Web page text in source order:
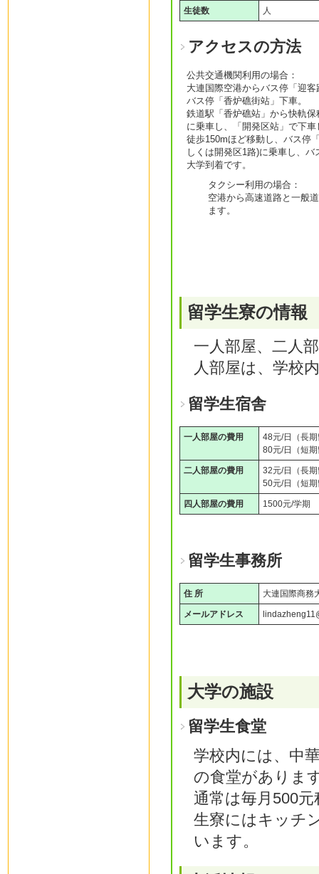
生徒数 人
アクセスの方法
公共交通機関利用の場合：
大連国際空港からバス停「迎
バス停「香炉礁街站」下車。
鉄道駅「香炉礁站」から快軌
に乗車し、「開発区站」で下車
徒歩150mほど移動し、バス停
しくは開発区1路)に乗車し、
大学到着です。
タクシー利用の場合：
空港から高速道路と一般
ます。
留学生寮の情報
一人部屋、二人
人部屋は、学校
留学生宿舎
一人部屋の費用
48元/日（長
80元/日（短
二人部屋の費用
32元/日（長
50元/日（短
四人部屋の費用 1500元/学期
留学生事務所
住 所 大連国際商務
メールアドレス
大学の施設
留学生食堂
学校内には、中
の食堂がありま
通常は毎月500
生寮にはキッチ
います。